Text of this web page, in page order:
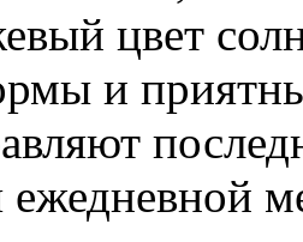
цвет
и
ежедневной